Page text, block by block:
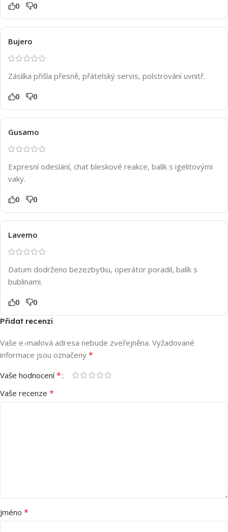
0 0
Bujero
Zásilka přišla přesně, přátelský servis, polstrování uvnitř.
0 0
Gusamo
Expresní odeslání, chat bleskové reakce, balík s igelitovými
vaky.
0 0
Lavemo
Datum dodrženo bezezbytku, operátor poradil, balík s
bublinami.
0 0
Přidat recenzi
Vaše e-mailová adresa nebude zveřejněna. Vyžadované
informace jsou označeny *
Vaše hodnocení*
Vaše recenze *
Jméno *